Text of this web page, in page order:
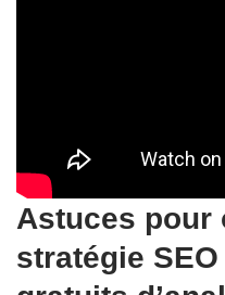
Astuces pour
stratégie